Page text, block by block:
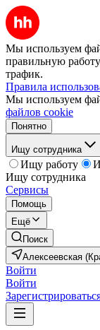
Мы используем
правильную
трафик.
Правила
Мы используем
файлов cookie
Понятно
Ищу сотрудника
Ищу работу
Ищу сотрудника
Сервисы
Помощь
Ещё
Поиск
Алексеевская
Войти
Войти